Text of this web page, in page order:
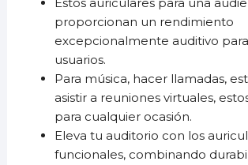
Estos auriculares para una
proporcionan un rendimiento
excepcionalmente auditivo
usuarios.
Para música, hacer llamadas,
asistir a reuniones virtuales,
para cualquier ocasión.
Eleva tu auditorio con los
funcionales, combinando